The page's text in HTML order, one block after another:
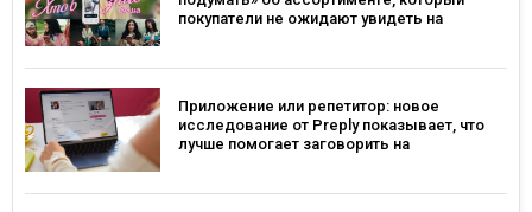
покупатели не ожидают увидеть на
Приложение или репетитор: новое
исследование от Preply показывает, что
лучше помогает заговорить на